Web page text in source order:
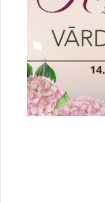
Drukāt lapu
Dalīties